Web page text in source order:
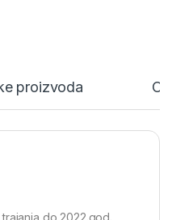
proizvoda
do 2022.god.